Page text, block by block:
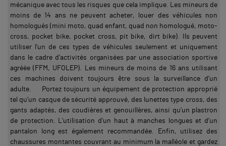
mécanique avec tous les risques que cela implique. Les mineurs de
moins de 14 ans ne peuvent acheter, louer des véhicules non
homologués (mini moto, quad enfant, quad non homologué, moto-
cross, pocket bike, pocket cross, pit bike, dirt bike). Ils peuvent
utiliser l’un de ces types de véhicules seulement et uniquement
dans le cadre d’activités organisées par une association sportive
agréée (FFM, UFOLEP). Les mineurs de moins de 16 ans utilisant
ces machines doivent toujours être sous la surveillance d’un
adulte. Portez toujours un équipement de protection approprié
tel qu’un casque de sécurité approuvé, des lunettes type cross, des
gants adaptés, des coudières et genouillères, ainsi qu’un plastron
de protection. L’utilisation d’un haut à manches longues et d’un
pantalon long est également recommandée. Enfin, utilisez des
chaussures montantes couvrant au minimum la malléole et gardez